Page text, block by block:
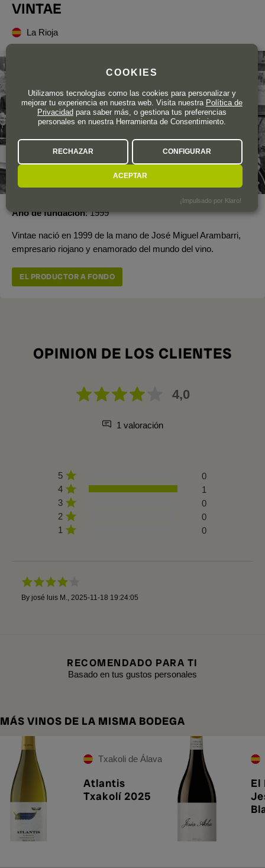
VINTAE
La Rioja
Año de fundación 1999
Vintae nació en 1999 de la mano de José Miguel Arambarri,
empresario riojano y enamorado del mundo del vino.
EL PRODUCTOR A FONDO
OPINION DE LOS CLIENTES
4,0
1 valoración
5
0
4
1
3
0
2
0
1
0
By josé luis M. 2025-11-18 19:24:05
RECOMENDADO PARA TI
Basado en tus gustos personales
MÁS VINOS DE LA MISMA BODEGA
Txakoli de Álava
Atlantis
Txakolí 2025
El
COOKIES
Utilizamos tecnologías como las cookies para personalizar y
mejorar tu experiencia en nuestra web. Visita nuestra Política de
Privacidadpara saber más, o gestiona tus preferencias
personales en nuestra Herramienta de Consentimiento.
RECHAZAR CONFIGURAR
ACEPTAR
¡Impulsado por Klaro!